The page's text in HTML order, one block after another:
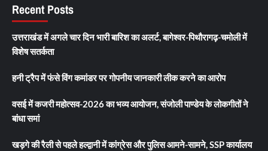
Recent Posts
उत्तराखंड में अगले चार दिन भारी बारिश का अलर्ट, बागेश्वर-पिथौरागढ़-चमोली में
विशेष सतर्कता
हनी ट्रैप में फंसे विंग कमांडर पर गोपनीय जानकारी लीक करने का आरोप
वसई में कजरी महोत्सव-2026 का भव्य आयोजन, संजोली पाण्डेय के लोकगीतों ने
बांधा समां
खड़गे की रैली से पहले हल्द्वानी में कांग्रेस और पुलिस आमने-सामने, SSP कार्यालय